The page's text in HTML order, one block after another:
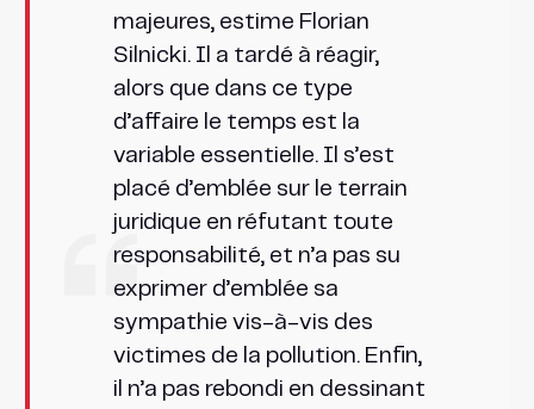
majeures, estime Florian
Silnicki. Il a tardé à réagir,
alors que dans ce type
d’affaire le temps est la
variable essentielle. Il s’est
placé d’emblée sur le terrain
juridique en réfutant toute
responsabilité, et n’a pas su
exprimer d’emblée sa
sympathie vis-à-vis des
victimes de la pollution. Enfin,
il n’a pas rebondi en dessinant